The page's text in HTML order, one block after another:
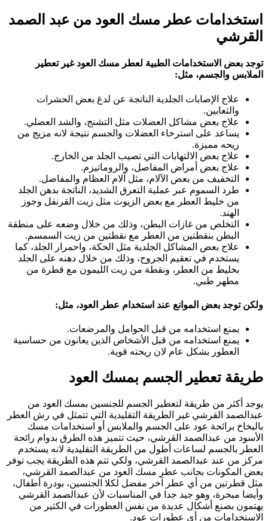
استخدامات عطر مسك العود من عبد الصمد
القرشي
توجد بعض الاستخدامات الطبية لعطر مسك العود غير تعطير
الملابس والجسم، مثل:
علاج الإصابات الجلدية الناتجة عن لدغ بعض الحشرات
والثعابين.
علاج بعض مشاكل العضلات مثل التشنج، والشد العضلي.
يساعد على استرخاء العضلات والجسم نتيجة لانه مزيج من
ريحه مميزة.
علاج بعض الالتهابات التي تصيب الجلد من الخارج.
علاج بعض أمراض المفاصل، والروماتيزم.
التخفيف من بعض الآلام، مثل آلام العظام والمفاصل.
طرد السموم عبر عملية التعرق الشديد، الناتجة بدهن الجلد
من خليط العطر مع بعض الزيوت مثل زيت القرنفل وجوز
الهند.
التخلص من غازات البطن، وذلك من خلال وضعه على منطقة
البطن بنقطتين من العطر مع نقطتين من زيت السمسم.
علاج بعض المشاكل الجلدية مثل الحكة، واحمرار الجلد، كما
يستخدم في تعقيم الجروح، وذلك من خلال دهنه على الجلد
بخليط من العطر، ونقطة من زيت الليمون مع قطرة من
مطهر طبي.
ولكن توجد بعض الموانع عند استخدام عطر العود، مثل:
يمنع استخدامه من قبل الحوامل والمرضعات.
يمنع استخدامه من قبل الأشخاص الذين يعانون من حساسية
العطور بشكل عام لان ريحته قوية.
طريقة تعطير الجسم بمسك العود
يوجد أكثر من طريقة لتعطير الجسم للجنسين بمسك العود من
عبدالصمد القرشي غير الطريقة التقليدية التي تتمثل في رش العطر
بالبخاخ برائحة عود على الجسم والملابس أو استخدامات مسك
الأسود من عبدالصمد القرشي، حيث تتميز هذه الطرق بدوام رائحة
العطر بالجسم لساعات أطول من الطريقة التقليدية لانه يستخدم
مركز من عند عبدالصمد القرشي، ولكي تتم هذه الطريقة يجب توفر
بعض المكونات بجانب عطر مسك العود من عبدالصمد القرشي،
مثل قطرتين من أي عطر آخر مفضل لكلا الجنسين، بودرة أطفال،
وأيضا مبخرة، وهو جيد جدا في المناسبات لأن عبدالصمد القرشي
يهتمون بصنع أشكال عديدة من نفس العطورات في الكثير من
الاستخدامات من أي عطورات عود.